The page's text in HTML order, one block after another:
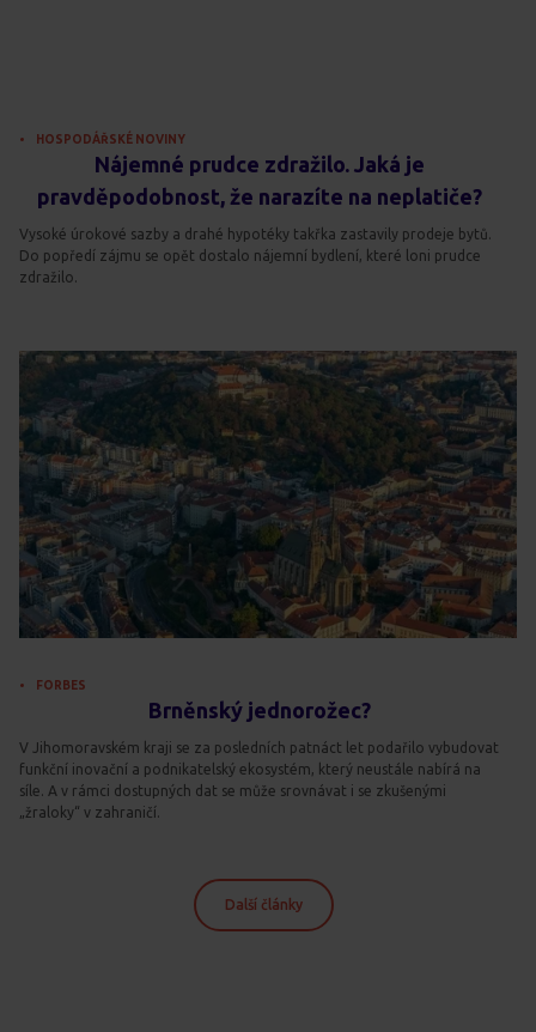
HOSPODÁŘSKÉ NOVINY
Nájemné prudce zdražilo. Jaká je
pravděpodobnost, že narazíte na neplatiče?
Vysoké úrokové sazby a drahé hypotéky takřka zastavily prodeje bytů.
Do popředí zájmu se opět dostalo nájemní bydlení, které loni prudce
zdražilo.
FORBES
Brněnský jednorožec?
V Jihomoravském kraji se za posledních patnáct let podařilo vybudovat
funkční inovační a podnikatelský ekosystém, který neustále nabírá na
síle. A v rámci dostupných dat se může srovnávat i se zkušenými
„žraloky“ v zahraničí.
Další články